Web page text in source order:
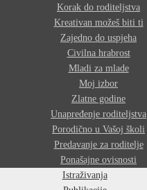
Korak do roditeljstva
Kreativan možeš biti ti
Zajedno do uspjeha
Civilna hrabrost
Mladi za mlade
Moj izbor
Zlatne godine
Unapređenje roditeljstva
Porodično u Vašoj školi
Predavanje za roditelje
Ponašajne ovisnosti
Istraživanja